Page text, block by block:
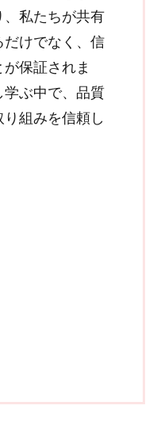
私たちが共有
けでなく、信
保証されま
ぶ中で、品質
組みを信頼し